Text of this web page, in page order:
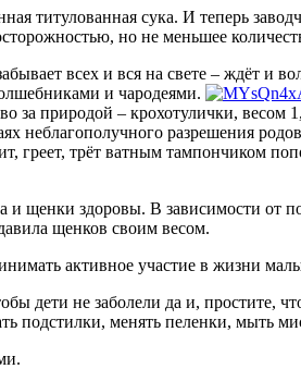
титулованная сука. И теперь
но не меньшее
всех и вся на свете – ждёт
и чародеями.
за природой – крохотулички,
неблагополучного разрешения
греет, трёт ватным тампончиком
щенки здоровы. В зависимости от
щенков своим весом.
активное участие в жизни
дети не заболели да и, простите,
подстилки, менять пеленки, мыть